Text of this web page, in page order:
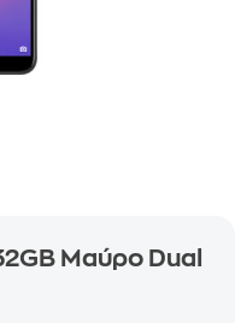
Μαύρο Dual